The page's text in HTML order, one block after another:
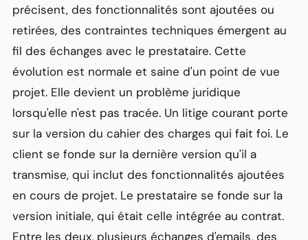
précisent, des fonctionnalités sont ajoutées ou
retirées, des contraintes techniques émergent au
fil des échanges avec le prestataire. Cette
évolution est normale et saine d'un point de vue
projet. Elle devient un problème juridique
lorsqu'elle n'est pas tracée. Un litige courant porte
sur la version du cahier des charges qui fait foi. Le
client se fonde sur la dernière version qu'il a
transmise, qui inclut des fonctionnalités ajoutées
en cours de projet. Le prestataire se fonde sur la
version initiale, qui était celle intégrée au contrat.
Entre les deux, plusieurs échanges d'emails, des